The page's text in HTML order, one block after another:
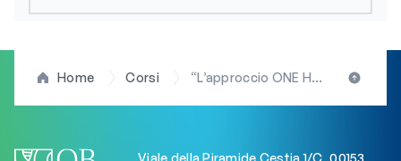
Home Corsi “L’approccio ONE HEALTH nella Valutazione e Sorveglianza Ambientale”: il 20 e 21 febbraio al via corso Fad della Fnob
Viale della Piramide Cestia 1/C, 00153